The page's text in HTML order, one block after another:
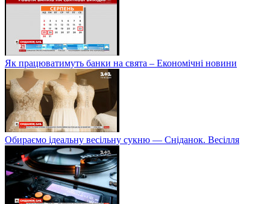
Як працюватимуть банки на свята – Економічні новини
Обираємо ідеальну весільну сукню — Сніданок. Весілля